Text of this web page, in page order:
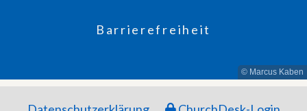
Barrierefreiheit
© Marcus Kaben